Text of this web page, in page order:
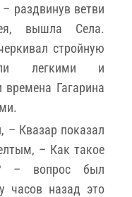
раздвинув ветви
вышла Села.
стройную
легкими и
Гагарина
– Квазар показал
– Как такое
– вопрос был
часов назад это